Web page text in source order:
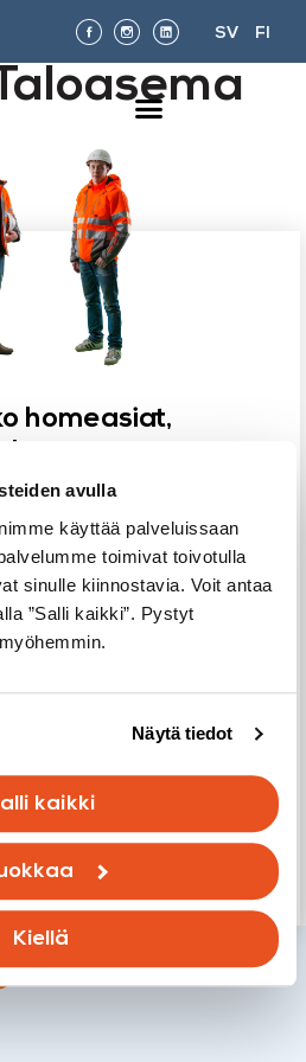
avulla
käyttää palveluissaan
toimivat toivotulla
sinulle kiinnostavia. Voit antaa
”Salli kaikki”. Pystyt
Näytä tiedot
kaikki
Kiellä
SV FI
homeasiat,
kosteus- tai
puolueettomia palveluita koko
Autamme sisäilmasto-
ja kuntotutkimuksissa,
kiinteistöihin. Valvonta-
apua asuntokaupan
yhteyttä